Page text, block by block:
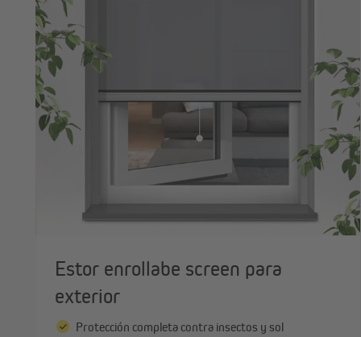
Estor enrollabe screen para
exterior
Protección completa contra insectos y sol